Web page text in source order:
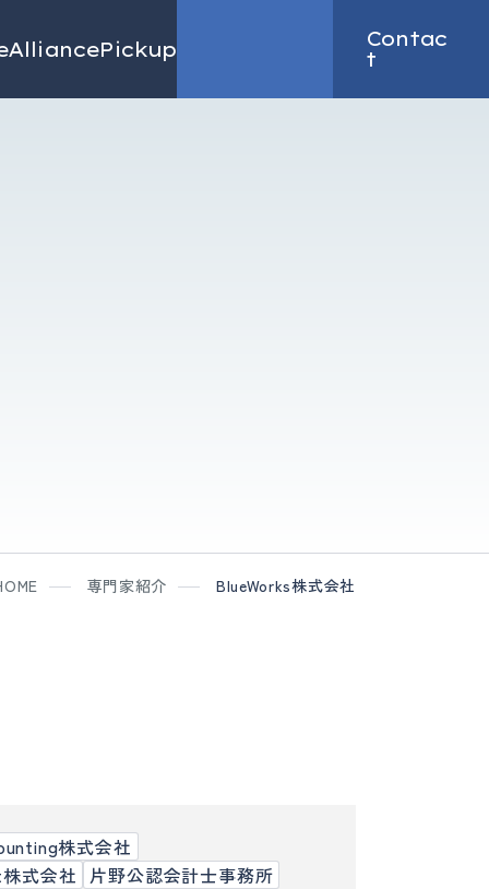
AlliancePickup
Contac
t
専門家紹介 BlueWorks株式会社
株式会社
式会社 片野公認会計士事務所